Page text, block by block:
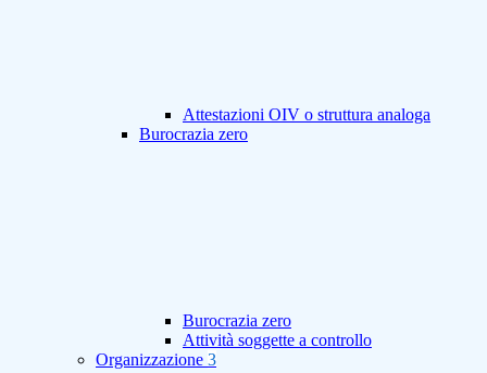
Attestazioni OIV o struttura analoga
Burocrazia zero
Burocrazia zero
Attività soggette a controllo
Organizzazione 3